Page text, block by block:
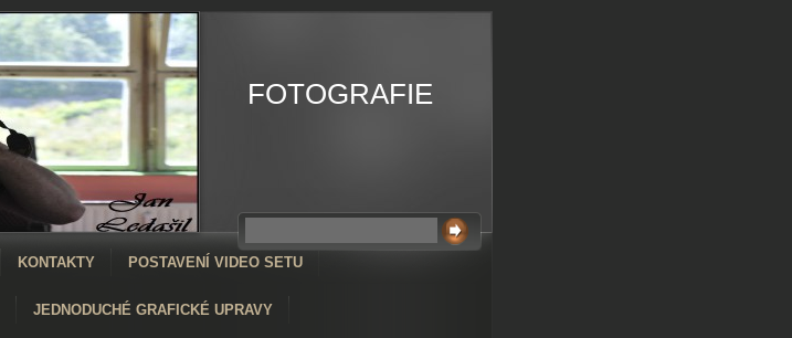
FOTOGRAFIE
KONTAKTY POSTAVENÍ VIDEO SETU
JEDNODUCHÉ GRAFICKÉ UPRAVY